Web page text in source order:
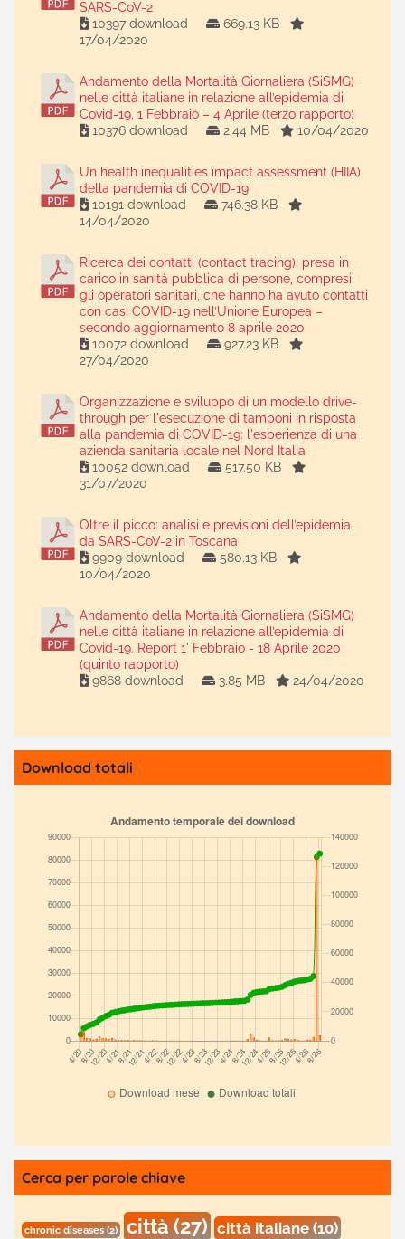
SARS-CoV-2
10397 download
669.13 KB
17/04/2020
Andamento della Mortalità Giornaliera (SiSMG)
nelle città italiane in relazione all’epidemia di
Covid-19, 1 Febbraio – 4 Aprile (terzo rapporto)
10376 download
2.44 MB 10/04/2020
Un health inequalities impact assessment (HIIA)
della pandemia di COVID-19
10191 download
746.38 KB
14/04/2020
Ricerca dei contatti (contact tracing): presa in
carico in sanità pubblica di persone, compresi
gli operatori sanitari, che hanno ha avuto contatti
con casi COVID-19 nell’Unione Europea –
secondo aggiornamento 8 aprile 2020
10072 download
927.23 KB
27/04/2020
Organizzazione e sviluppo di un modello drive-
through per l'esecuzione di tamponi in risposta
alla pandemia di COVID-19: l'esperienza di una
azienda sanitaria locale nel Nord Italia
10052 download
517.50 KB
31/07/2020
Oltre il picco: analisi e previsioni dell’epidemia
da SARS-CoV-2 in Toscana
9909 download
580.13 KB
10/04/2020
Andamento della Mortalità Giornaliera (SiSMG)
nelle città italiane in relazione all’epidemia di
Covid-19. Report 1' Febbraio - 18 Aprile 2020
(quinto rapporto)
9868 download
3.85 MB 24/04/2020
Download totali
Cerca per parole chiave
chronic diseases(2) città(27) città italiane(10)